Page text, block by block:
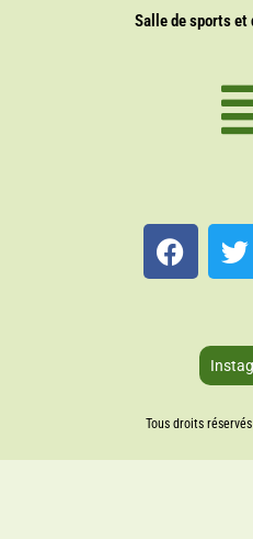
Salle de sports
Tous droits réservés